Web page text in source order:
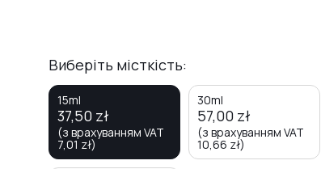
Виберіть місткість:
15ml
37,50 zł
(з врахуванням VAT
7,01 zł)
30ml
57,00 zł
(з врахуванням VAT
10,66 zł)